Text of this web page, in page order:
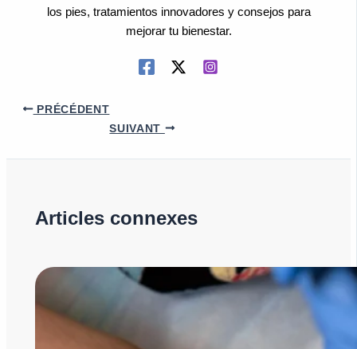
los pies, tratamientos innovadores y consejos para
mejorar tu bienestar.
PRÉCÉDENT
SUIVANT
Articles connexes